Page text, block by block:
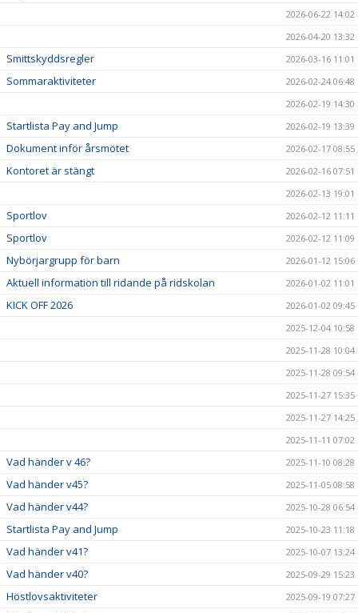
2026-06-22 14:02
2026-04-20 13:32
Smittskyddsregler 2026-03-16 11:01
Sommaraktiviteter
2026-02-24 06:48
2026-02-19 14:30
Startlista Pay and Jump 2026-02-19 13:39
Dokument inför årsmötet 2026-02-17 08:55
Kontoret är stängt
2026-02-16 07:51
2026-02-13 19:01
Sportlov 2026-02-12 11:11
Sportlov 2026-02-12 11:09
Nybörjargrupp för barn 2026-01-12 15:06
Aktuell information till ridande på ridskolan 2026-01-02 11:01
KICK OFF 2026
2026-01-02 09:45
2025-12-04 10:58
2025-11-28 10:04
2025-11-28 09:54
2025-11-27 15:35
2025-11-27 14:25
2025-11-11 07:02
Vad händer v 46? 2025-11-10 08:28
Vad händer v45? 2025-11-05 08:58
Vad händer v44? 2025-10-28 06:54
Startlista Pay and Jump 2025-10-23 11:18
Vad händer v41? 2025-10-07 13:24
Vad händer v40? 2025-09-29 15:23
Höstlovsaktiviteter 2025-09-19 07:27